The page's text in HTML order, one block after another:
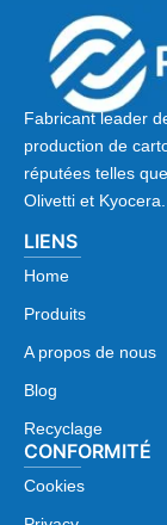
Fabricant leader
production de
réputées telles
Olivetti et Kyocera.
LIENS
Home
Produits
A propos de nous
Blog
Recyclage
CONFORMITÉ
Cookies